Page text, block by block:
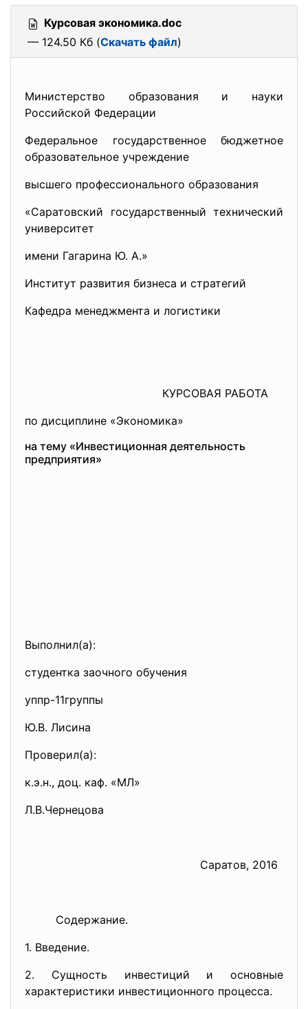
Курсовая экономика.doc
— 124.50 Кб (Скачать файл)
Министерство образования и науки
Российской Федерации
Федеральное государственное бюджетное
образовательное учреждение
высшего профессионального образования
«Саратовский государственный технический
университет
имени Гагарина Ю. А.»
Институт развития бизнеса и стратегий
Кафедра менеджмента и логистики
КУРСОВАЯ РАБОТА
по дисциплине «Экономика»
на тему «Инвестиционная деятельность
предприятия»
Выполнил(а):
студентка заочного обучения
уппр-11группы
Ю.В. Лисина
Проверил(а):
к.э.н., доц. каф. «МЛ»
Л.В.Чернецова
Саратов, 2016
Содержание.
1. Введение.
2. Сущность инвестиций и основные
характеристики инвестиционного процесса.